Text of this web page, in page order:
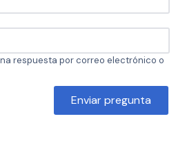
respuesta por correo electrónico o
Enviar pregunta